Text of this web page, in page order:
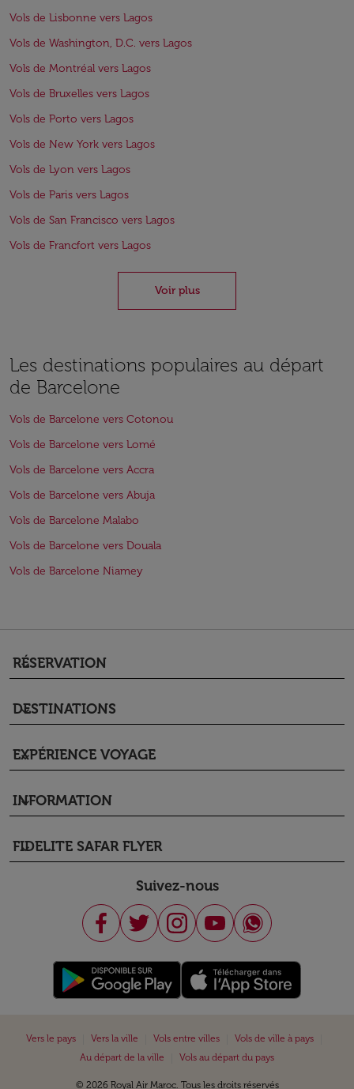
Vols de Lisbonne vers Lagos
Vols de Washington, D.C. vers Lagos
Vols de Montréal vers Lagos
Vols de Bruxelles vers Lagos
Vols de Porto vers Lagos
Vols de New York vers Lagos
Vols de Lyon vers Lagos
Vols de Paris vers Lagos
Vols de San Francisco vers Lagos
Vols de Francfort vers Lagos
Voir plus
Les destinations populaires au départ
de Barcelone
Vols de Barcelone vers Cotonou
Vols de Barcelone vers Lomé
Vols de Barcelone vers Accra
Vols de Barcelone vers Abuja
Vols de Barcelone Malabo
Vols de Barcelone vers Douala
Vols de Barcelone Niamey
RÉSERVATION
keyboard_arrow_down
DESTINATIONS
keyboard_arrow_down
EXPÉRIENCE VOYAGE
keyboard_arrow_down
INFORMATION
keyboard_arrow_down
FIDELITE SAFAR FLYER
keyboard_arrow_down
Suivez-nous
Vers le pays Vers la ville Vols entre villes Vols de ville à pays
Au départ de la ville
Vols au départ du pays
© 2026 Royal Air Maroc. Tous les droits réservés